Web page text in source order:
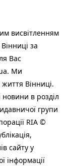
висвітленням
за
Вас
Ми
життя Вінниці.
новини в розділ
групи
RIA ©
сайту у
інформації